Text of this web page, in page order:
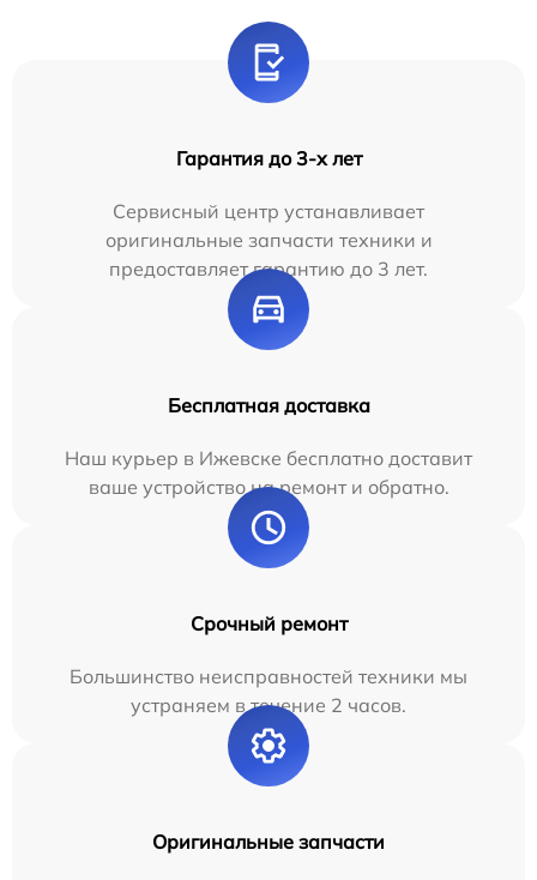
Гарантия до 3-х лет
Сервисный центр устанавливает
оригинальные запчасти техники и
предоставляет гарантию до 3 лет.
Бесплатная доставка
Наш курьер в Ижевске бесплатно доставит
ваше устройство на ремонт и обратно.
Срочный ремонт
Большинство неисправностей техники мы
устраняем в течение 2 часов.
Оригинальные запчасти